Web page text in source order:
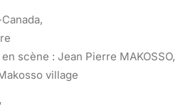
scène : Jean Pierre MAKOSSO,
village